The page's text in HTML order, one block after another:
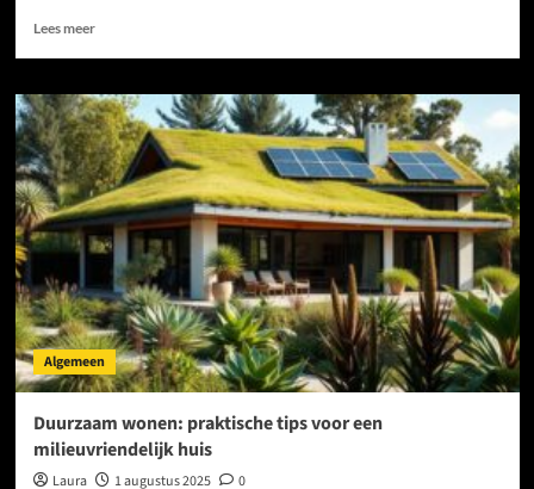
Lees meerLees
De
betekenis
van
namen:
cultuur,
identiteit
en
tradities
Algemeen
Duurzaam wonen: praktische tips voor een
milieuvriendelijk huis
Laura 1 augustus 2025
0